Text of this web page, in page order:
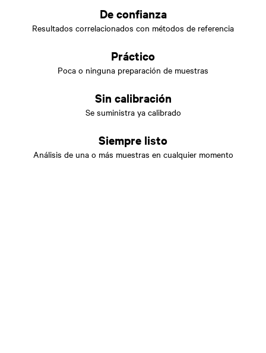
De confianza
Resultados correlacionados con métodos de referencia
Práctico
Poca o ninguna preparación de muestras
Sin calibración
Se suministra ya calibrado
Siempre listo
Análisis de una o más muestras en cualquier momento